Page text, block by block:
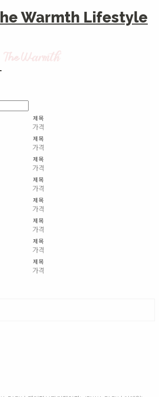
Warmth Lifestyle
제목
가격
제목
가격
제목
가격
제목
가격
제목
가격
제목
가격
제목
가격
제목
가격